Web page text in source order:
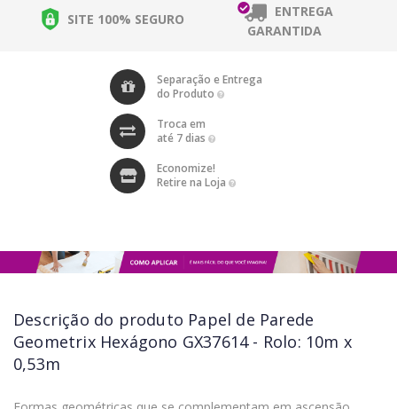
SITE 100% SEGURO
ENTREGA
GARANTIDA
Separação e Entrega
do Produto
Troca em
até 7 dias
Economize!
Retire na Loja
Descrição do produto Papel de Parede
Geometrix Hexágono GX37614 - Rolo: 10m x
0,53m